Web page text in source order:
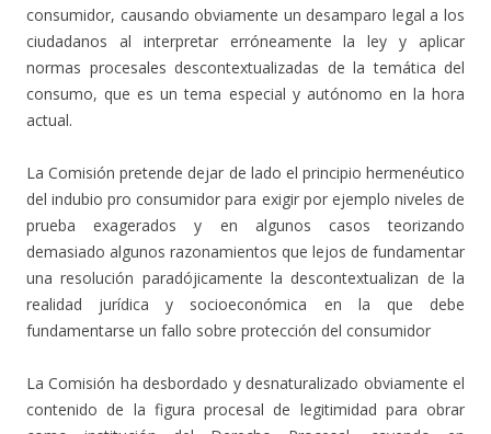
consumidor, causando obviamente un desamparo legal a los
ciudadanos al interpretar erróneamente la ley y aplicar
normas procesales descontextualizadas de la temática del
consumo, que es un tema especial y autónomo en la hora
actual.
La Comisión pretende dejar de lado el principio hermenéutico
del indubio pro consumidor para exigir por ejemplo niveles de
prueba exagerados y en algunos casos teorizando
demasiado algunos razonamientos que lejos de fundamentar
una resolución paradójicamente la descontextualizan de la
realidad jurídica y socioeconómica en la que debe
fundamentarse un fallo sobre protección del consumidor
La Comisión ha desbordado y desnaturalizado obviamente el
contenido de la figura procesal de legitimidad para obrar